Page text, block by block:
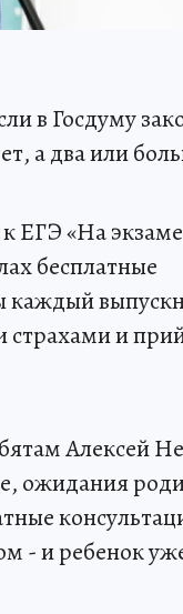
в Госдуму
а два или
ЕГЭ «На
бесплатные
каждый
страхами и
Алексей
ожидания
- и ребенок